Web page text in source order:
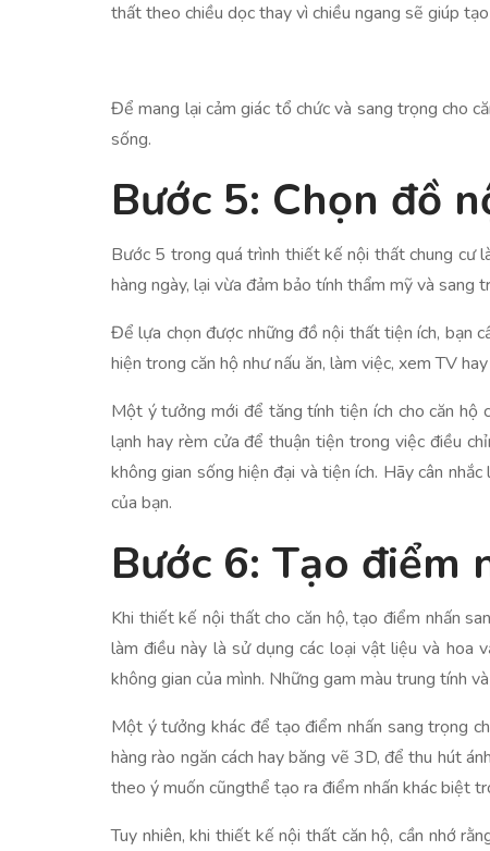
thất theo chiều dọc thay vì chiều ngang sẽ giúp
Để mang lại cảm giác tổ chức và sang trọng cho
sống.
Bước 5: Chọn đồ
Bước 5 trong quá trình thiết kế nội thất chung cư
hàng ngày, lại vừa đảm bảo tính thẩm mỹ và sang
Để lựa chọn được những đồ nội thất tiện ích, bạn
hiện trong căn hộ như nấu ăn, làm việc, xem TV
Một ý tưởng mới để tăng tính tiện ích cho căn hộ
lạnh hay rèm cửa để thuận tiện trong việc điều
không gian sống hiện đại và tiện ích. Hãy cân
của bạn.
Bước 6: Tạo điểm
Khi thiết kế nội thất cho căn hộ, tạo điểm nhấn
làm điều này là sử dụng các loại vật liệu và hoa
không gian của mình. Những gam màu trung tính
Một ý tưởng khác để tạo điểm nhấn sang trọng
hàng rào ngăn cách hay băng vẽ 3D, để thu hút
theo ý muốn cũngthể tạo ra điểm nhấn khác biệt
Tuy nhiên, khi thiết kế nội thất căn hộ, cần nhớ